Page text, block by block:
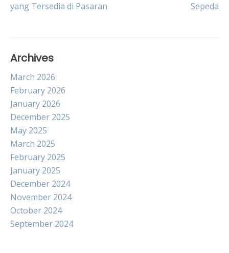
navigation
yang Tersedia di Pasaran
Sepeda
Archives
March 2026
February 2026
January 2026
December 2025
May 2025
March 2025
February 2025
January 2025
December 2024
November 2024
October 2024
September 2024